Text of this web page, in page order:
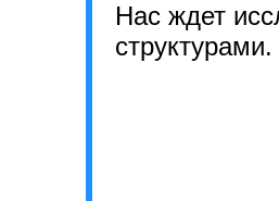
Нас ждет